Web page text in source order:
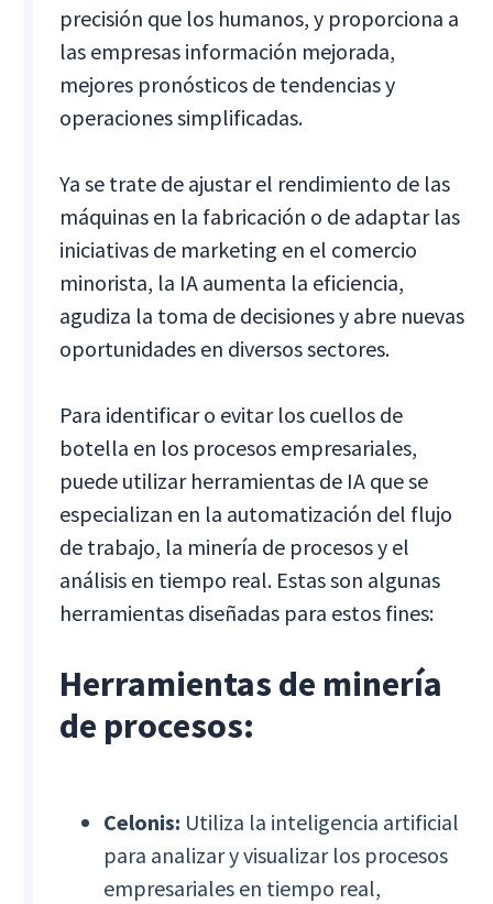
precisión que los humanos, y proporciona a
las empresas información mejorada,
mejores pronósticos de tendencias y
operaciones simplificadas.
Ya se trate de ajustar el rendimiento de las
máquinas en la fabricación o de adaptar las
iniciativas de marketing en el comercio
minorista, la IA aumenta la eficiencia,
agudiza la toma de decisiones y abre nuevas
oportunidades en diversos sectores.
Para identificar o evitar los cuellos de
botella en los procesos empresariales,
puede utilizar herramientas de IA que se
especializan en la automatización del flujo
de trabajo, la minería de procesos y el
análisis en tiempo real. Estas son algunas
herramientas diseñadas para estos fines:
Herramientas de minería
de procesos:
Celonis: Utiliza la inteligencia artificial
para analizar y visualizar los procesos
empresariales en tiempo real,